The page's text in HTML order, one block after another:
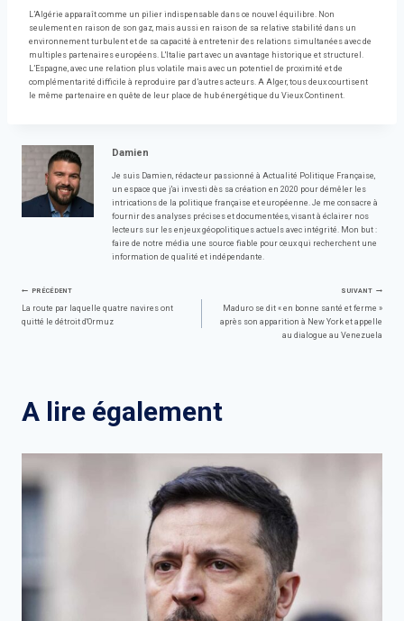
L’Algérie apparaît comme un pilier indispensable dans ce nouvel équilibre. Non
seulement en raison de son gaz, mais aussi en raison de sa relative stabilité dans un
environnement turbulent et de sa capacité à entretenir des relations simultanées avec de
multiples partenaires européens. L'Italie part avec un avantage historique et structurel.
L’Espagne, avec une relation plus volatile mais avec un potentiel de proximité et de
complémentarité difficile à reproduire par d’autres acteurs. A Alger, tous deux courtisent
le même partenaire en quête de leur place de hub énergétique du Vieux Continent.
Damien
Je suis Damien, rédacteur passionné à Actualité Politique Française,
un espace que j'ai investi dès sa création en 2020 pour démêler les
intrications de la politique française et européenne. Je me consacre à
fournir des analyses précises et documentées, visant à éclairer nos
lecteurs sur les enjeux géopolitiques actuels avec intégrité. Mon but :
faire de notre média une source fiable pour ceux qui recherchent une
information de qualité et indépendante.
Navigation
PRÉCÉDENT
La route par laquelle quatre navires ont
quitté le détroit d'Ormuz
SUIVANT
Maduro se dit « en bonne santé et ferme »
après son apparition à New York et appelle
au dialogue au Venezuela
A lire également